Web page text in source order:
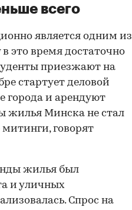
всего
является одним из
это время достаточно
приезжают на
стартует деловой
города и арендуют
жилья Минска не стал
говорят
жилья был
и уличных
Спрос на